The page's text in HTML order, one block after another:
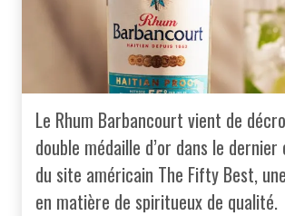
Le Rhum Barbancourt vient de
double médaille d’or dans le
du site américain The Fifty Best,
en matière de spiritueux de qualité.